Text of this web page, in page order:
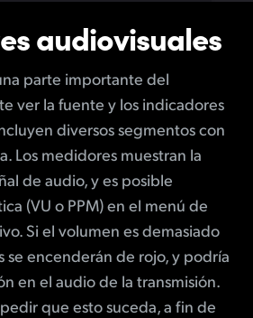
audiovisuales
parte importante del
ver la fuente y los indicadores
diversos segmentos con
Los medidores muestran la
de audio, y es posible
(VU o PPM) en el menú de
Si el volumen es demasiado
se encenderán de rojo, y podría
en el audio de la transmisión.
que esto suceda, a fin de